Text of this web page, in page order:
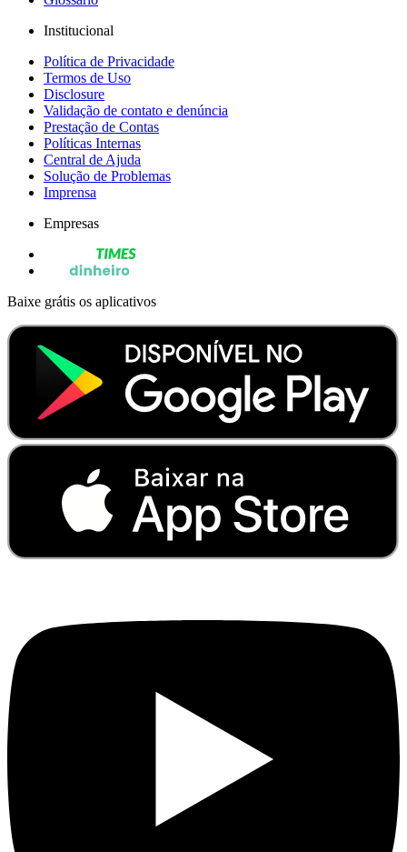
Institucional
Política de Privacidade
Termos de Uso
Disclosure
Validação de contato e denúncia
Prestação de Contas
Políticas Internas
Central de Ajuda
Solução de Problemas
Imprensa
Empresas
Baixe grátis os aplicativos